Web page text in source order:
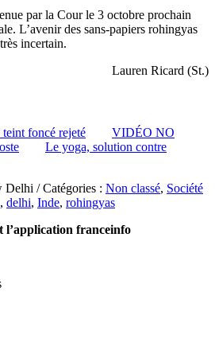
par la Cour le 3 octobre prochain
L’avenir des sans-papiers rohingyas
incertain.
Lauren Ricard (St.)
foncé rejeté
VIDÉO NO
Le yoga, solution contre
/ Catégories : Non classé, Société
, delhi, Inde, rohingyas
l’application franceinfo